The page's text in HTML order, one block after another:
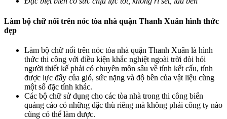
Làm bộ chữ nổi trên nóc tòa nhà quận Thanh Xuân hình thức
đẹp
Làm bộ chữ nổi trên nóc tòa nhà quận Thanh Xuân là hình
thức thi công với điều kiện khắc nghiệt ngoài trời đòi hỏi
người thiết kế phải có chuyên môn sâu về tính kết cấu, tính
được lực đẩy của gió, sức nặng và độ bền của vật liệu cùng
một số đặc tính khác.
Các bộ chữ sử dụng cho các tòa nhà trong thi công biển
quảng cáo có những đặc thù riêng mà không phải công ty nào
cũng có thể làm được.